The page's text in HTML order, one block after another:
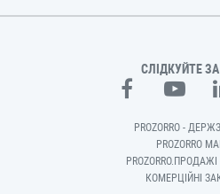
СЛІДКУЙТЕ
PROZORRO -
PROZORRO
КОМЕРЦІЙНІ